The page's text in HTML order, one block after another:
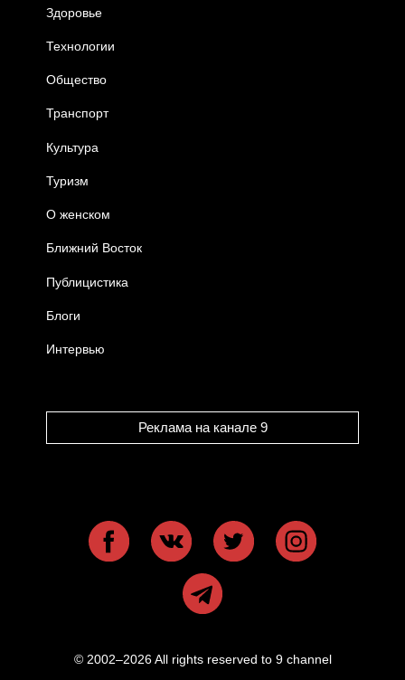
Здоровье
Технологии
Общество
Транспорт
Культура
Туризм
О женском
Ближний Восток
Публицистика
Блоги
Интервью
Реклама на канале 9
© 2002–2026 All rights reserved to 9 channel